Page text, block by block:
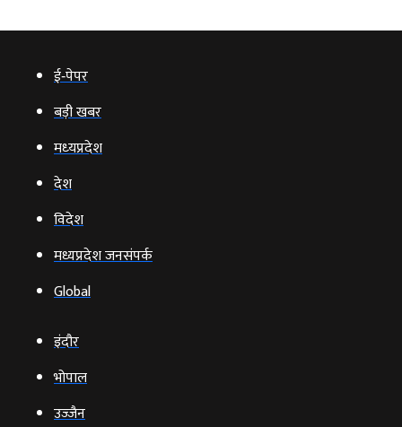
ई‑पेपर
बड़ी खबर
मध्‍यप्रदेश
देश
विदेश
मध्यप्रदेश जनसंपर्क
Global
इंदौर
भोपाल
उज्‍जैन